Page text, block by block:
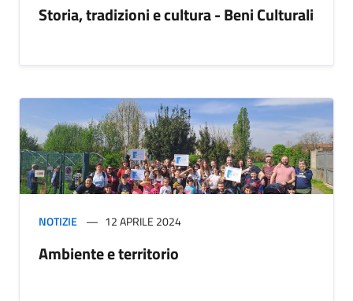
Storia, tradizioni e cultura - Beni Culturali
NOTIZIE 12 APRILE 2024
Ambiente e territorio